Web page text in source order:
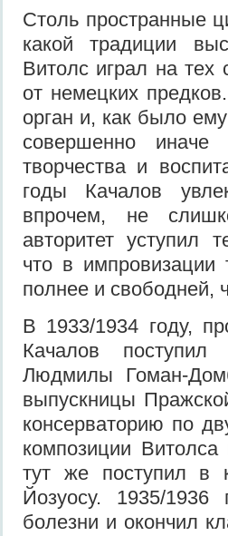
Столь пространные
какой традиции
Витолс играл на тех
от немецких
орган и, как было
совершенно иначе
творчества и
годы Качалов
впрочем, не
авторитет уступил
что в импровизации
полнее и свободней,
В 1933/1934 году,
Качалов
Людмилы Гоман-
выпускницы
консерваторию по
композиции
тут же поступил в
Йозуосу. 1935/1936
болезни и окончил